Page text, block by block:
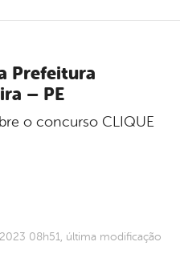
Prefeitura
– PE
o concurso CLIQUE
08h51, última modificação